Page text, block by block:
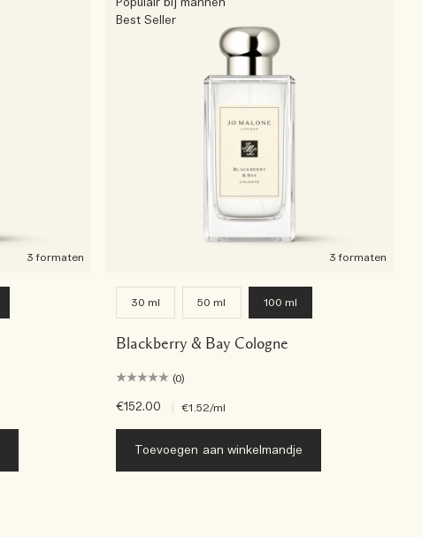
3 formaten
Populair bij mannen
Best Seller
3 formaten
30 ml 50 ml 100 ml
Blackberry & Bay Cologne
(0)
€152.00 €1.52/ml
Toevoegen aan winkelmandje